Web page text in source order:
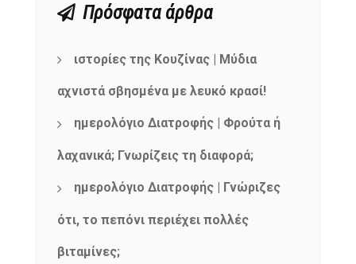
Πρόσφατα άρθρα
ιστορίες της Κουζίνας | Μύδια
αχνιστά σβησμένα με λευκό κρασί!
ημερολόγιο Διατροφής | Φρούτα ή
λαχανικά; Γνωρίζεις τη διαφορά;
ημερολόγιο Διατροφής | Γνώριζες
ότι, το πεπόνι περιέχει πολλές
βιταμίνες;